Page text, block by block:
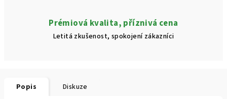
Prémiová kvalita, příznivá cena
Letitá zkušenost, spokojení zákazníci
Popis Diskuze